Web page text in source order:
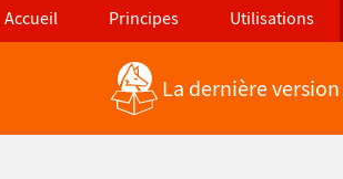
Accueil Principes Utilisations
Retour vers les nouvelles fonctionnalités
La dernière